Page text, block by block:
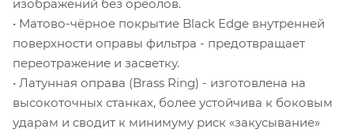
изображений без ореолов.
• Матово-чёрное покрытие Black Edge внутренней
поверхности оправы фильтра - предотвращает
переотражение и засветку.
• Латунная оправа (Brass Ring) - изготовлена на
высокоточных станках, более устойчива к боковым
ударам и сводит к минимуму риск «закусывание»